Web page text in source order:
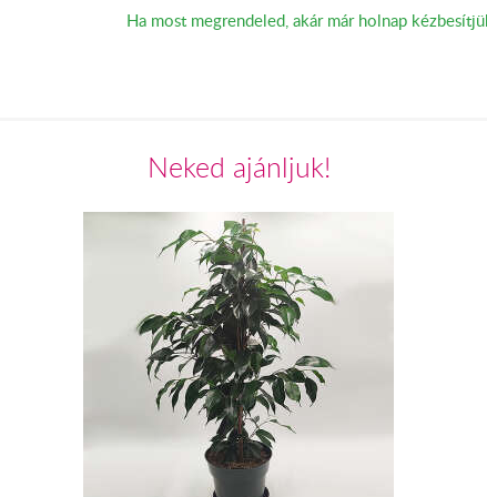
Ha most megrendeled, akár már holnap
Neked ajánljuk!